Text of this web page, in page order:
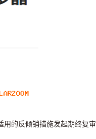
的反倾销措施发起期终复审